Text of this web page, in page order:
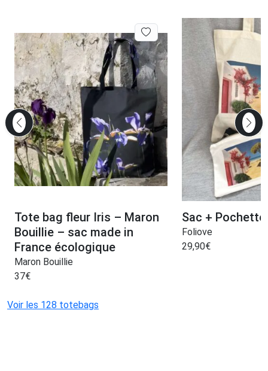
Tote bag fleur Iris – Maron
Bouillie – sac made in
France écologique
Maron Bouillie
37€
Sac + Pochette
Foliove
29,90€
Voir les 128 totebags